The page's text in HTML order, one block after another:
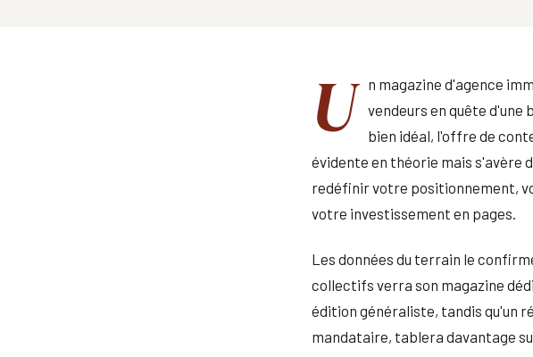
U
n magazine d'agence
vendeurs en quête d'une
bien idéal, l'offre de
évidente en théorie mais s'avère
redéfinir votre positionnement,
votre investissement en pages.
Les données du terrain le
collectifs verra son magazine
édition généraliste, tandis qu'un
mandataire, tablera davantage